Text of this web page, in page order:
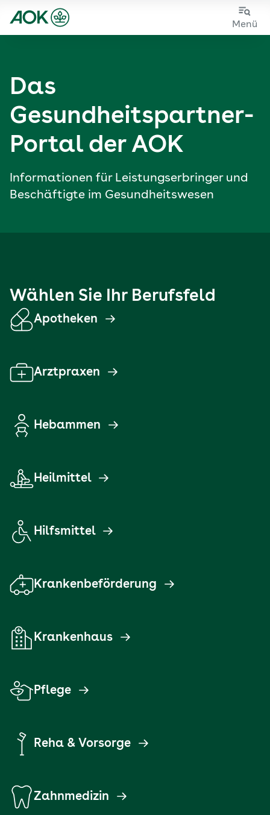
Zum
Zur
Menü
Das
Gesundheits­partner-
Portal der AOK
Informationen für Leistungs­erbringer und
Beschäftigte im Gesundheitswesen
Wählen Sie Ihr Berufsfeld
Apotheken
Arztpraxen
Hebammen
Heilmittel
Hilfsmittel
Krankenbeförderung
Krankenhaus
Pflege
Reha & Vorsorge
Zahnmedizin